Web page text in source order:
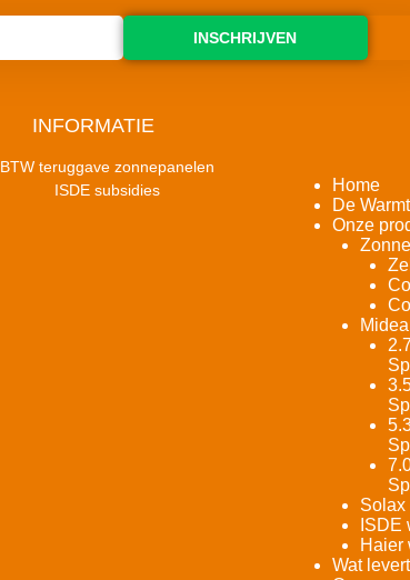
INSCHRIJVEN
INFORMATIE
BTW teruggave zonnepanelen
ISDE subsidies
Home
De
Onze
Solax
ISDE
Haier
Wat